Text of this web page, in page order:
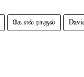
கே.எல்.ராகுல்